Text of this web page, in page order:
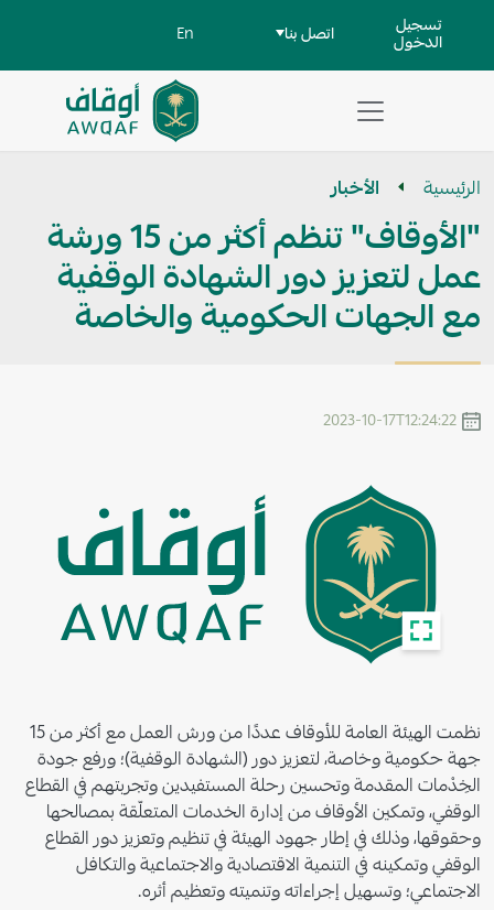
تجاوز إلى المحتوى الرئيسي
User account menu
تسجيل
الدخول اتصل بنا En
للبحث
الرئيسية الأخبار
"الأوقاف" تنظم أكثر من 15 ورشة
عمل لتعزيز دور الشهادة الوقفية
مع الجهات الحكومية والخاصة
2023-10-17T12:24:22
نظمت الهيئة العامة للأوقاف عددًا من ورش العمل مع أكثر من 15
جهة حكومية وخاصة، لتعزيز دور (الشهادة الوقفية)؛ ورفع جودة
الخِدْمات المقدمة وتحسين رحلة المستفيدين وتجربتهم في القطاع
الوقفي، وتمكين الأوقاف من إدارة الخدمات المتعلّقة بمصالحها
وحقوقها، وذلك في إطار جهود الهيئة في تنظيم وتعزيز دور القطاع
الوقفي وتمكينه في التنمية الاقتصادية والاجتماعية والتكافل
الاجتماعي؛ وتسهيل إجراءاته وتنميته وتعظيم أثره.